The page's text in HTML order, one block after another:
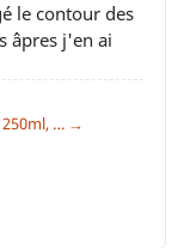
le contour des
âpres j'en ai
250ml, … →